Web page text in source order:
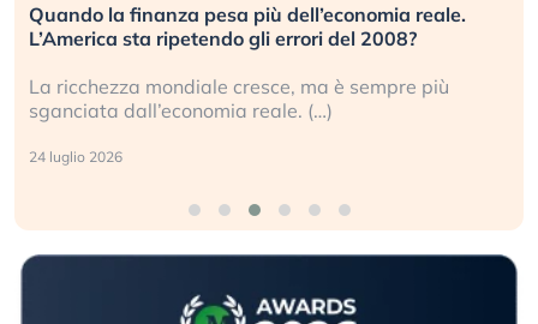
Quando la finanza pesa più dell’economia reale.
L’America sta ripetendo gli errori del 2008?
La ricchezza mondiale cresce, ma è sempre più
sganciata dall’economia reale. (…)
24 luglio 2026